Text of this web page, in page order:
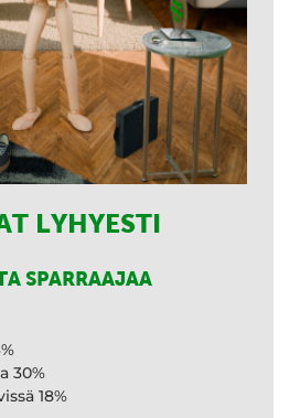
LYHYESTI
SPARRAAJAA
30%
18%